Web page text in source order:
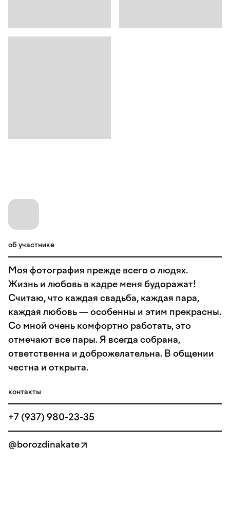
об участнике
Моя фотография прежде всего о людях.
Жизнь и любовь в кадре меня будоражат!
Считаю, что каждая свадьба, каждая пара,
каждая любовь — особенны и этим прекрасны.
Со мной очень комфортно работать, это
отмечают все пары. Я всегда собрана,
ответственна и доброжелательна. В общении
честна и открыта.
контакты
+7 (937) 980-23-35
@borozdinakate